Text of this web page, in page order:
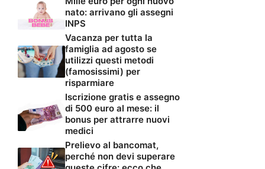
nato: arrivano gli assegni
INPS
Vacanza per tutta la
famiglia ad agosto se
utilizzi questi metodi
(famosissimi) per
risparmiare
Iscrizione gratis e assegno
di 500 euro al mese: il
bonus per attrarre nuovi
medici
Prelievo al bancomat,
perché non devi superare